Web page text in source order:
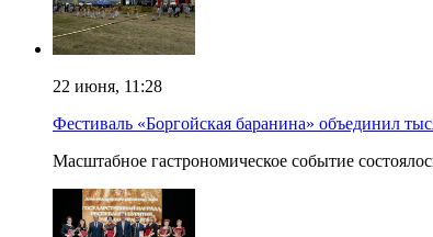
22 июня, 11:28
Фестиваль «Боргойская баранина» объединил
Масштабное гастрономическое событие